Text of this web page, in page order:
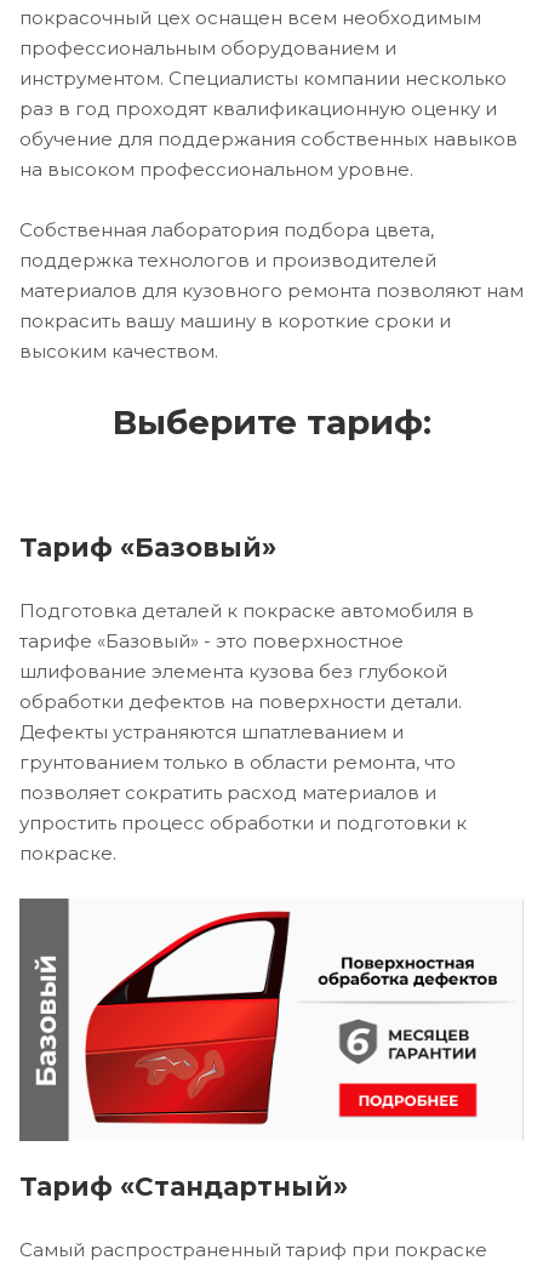
покрасочный цех оснащен всем необходимым
профессиональным оборудованием и
инструментом. Специалисты компании несколько
раз в год проходят квалификационную оценку и
обучение для поддержания собственных навыков
на высоком профессиональном уровне.
Собственная лаборатория подбора цвета,
поддержка технологов и производителей
материалов для кузовного ремонта позволяют нам
покрасить вашу машину в короткие сроки и
высоким качеством.
Выберите тариф:
Тариф «Базовый»
Подготовка деталей к покраске автомобиля в
тарифе «Базовый» - это поверхностное
шлифование элемента кузова без глубокой
обработки дефектов на поверхности детали.
Дефекты устраняются шпатлеванием и
грунтованием только в области ремонта, что
позволяет сократить расход материалов и
упростить процесс обработки и подготовки к
покраске.
Тариф «Стандартный»
Самый распространенный тариф при покраске